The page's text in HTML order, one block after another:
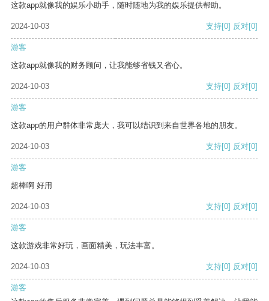
这款app就像我的娱乐小助手，随时随地为我的娱乐提供帮助。
2024-10-03 支持[0] 反对[0]
游客
这款app就像我的财务顾问，让我能够省钱又省心。
2024-10-03 支持[0] 反对[0]
游客
这款app的用户群体非常庞大，我可以结识到来自世界各地的朋友。
2024-10-03 支持[0] 反对[0]
游客
超棒啊 好用
2024-10-03 支持[0] 反对[0]
游客
这款游戏非常好玩，画面精美，玩法丰富。
2024-10-03 支持[0] 反对[0]
游客